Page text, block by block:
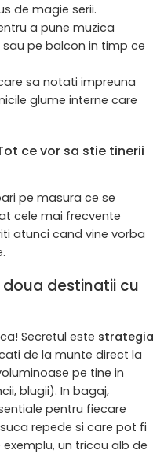
de magie serii.
a pune muzica
pe balcon in timp ce
sa notati impreuna
glume interne care
ce vor sa stie tinerii
pe masura ce se
cele mai frecvente
atunci cand vine vorba
destinatii cu
Secretul este strategia
de la munte direct la
pe tine in
blugii). In bagaj,
pentru fiecare
repede si care pot fi
un tricou alb de